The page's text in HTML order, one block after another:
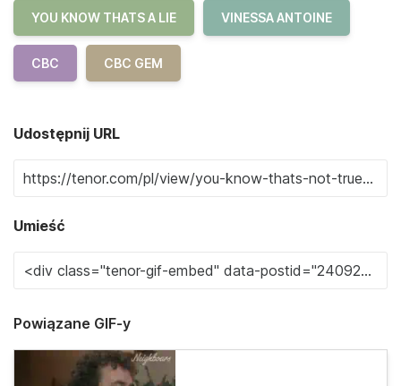
YOU KNOW THATS A LIE VINESSA ANTOINE
CBC CBC GEM
Udostępnij URL
Umieść
Powiązane GIF-y